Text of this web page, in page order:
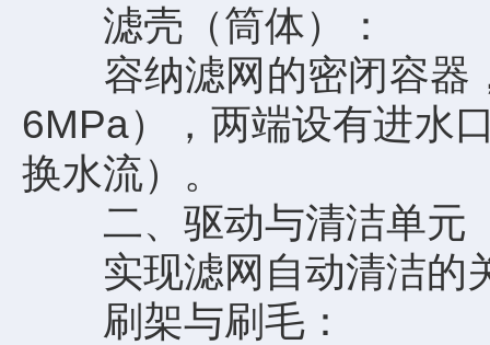
滤壳（筒体）：
容纳滤网的密闭容器，
6MPa），两端设有进水
换水流）。
二、驱动与清洁单元
实现滤网自动清洁的关
刷架与刷毛：